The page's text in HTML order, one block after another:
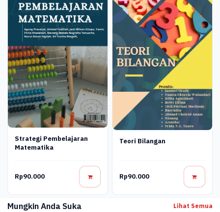
Strategi Pembelajaran
Matematika
Rp90.000
Teori Bilangan
Rp90.000
Mungkin Anda Suka Lihat Semua